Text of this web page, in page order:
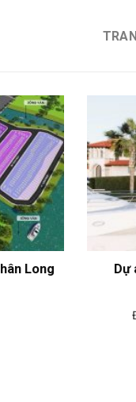
Long
Dự